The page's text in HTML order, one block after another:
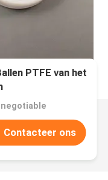
PTFE van het
negotiable
Contacteer ons